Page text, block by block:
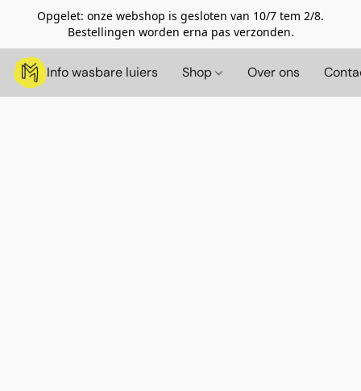
Opgelet: onze webshop is gesloten van 10/7 tem 2/8.
Bestellingen worden erna pas verzonden.
Info wasbare luiers Shop Over ons